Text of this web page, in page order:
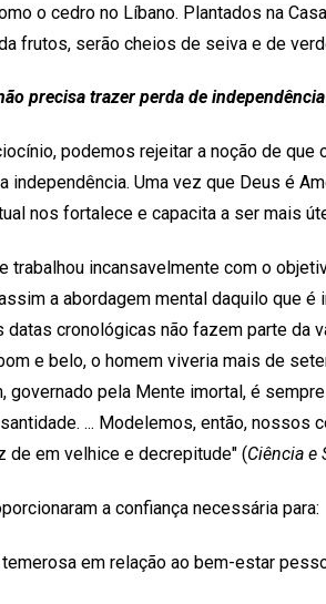
o cedro no Líbano. Plantados na
frutos, serão cheios de seiva e de
precisa trazer perda de independência
podemos rejeitar a noção de
independência. Uma vez que Deus é
nos fortalece e capacita a ser mais
trabalhou incansavelmente com o
a abordagem mental daquilo que é
cronológicas não fazem parte da
e belo, o homem viveria mais de
governado pela Mente imortal, é
... Modelemos, então, nossos
de em velhice e decrepitude" (Ciência e
a confiança necessária para:
temerosa em relação ao bem-estar